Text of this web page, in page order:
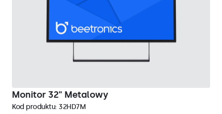
Monitor 32" Metalowy
Kod produktu: 32HD7M